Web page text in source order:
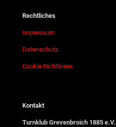
Rechtliches
Impressum
Datenschutz
Cookie Richtlinien
Kontakt
Turnklub Grevenbroich 1885 e.V.